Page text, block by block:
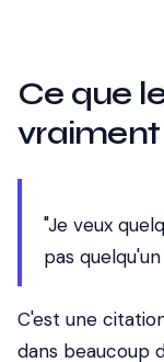
Ce que
vraiment
"Je veux
pas
C'est une
dans beaucoup